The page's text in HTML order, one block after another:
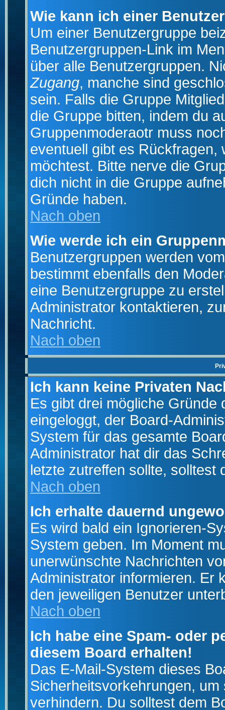
Wie kann ich einer
Um einer Benutzergruppe
Benutzergruppen-Link im
über alle Benutzergruppen.
Zugang, manche sind
sein. Falls die Gruppe
die Gruppe bitten, indem du
Gruppenmoderaotr muss
eventuell gibt es
möchtest. Bitte nerve die
dich nicht in die Gruppe
Gründe haben.
Nach oben
Wie werde ich ein
Benutzergruppen werden
bestimmt ebenfalls den
eine Benutzergruppe zu
Administrator kontaktieren,
Nachricht.
Nach oben
Ich kann keine Privaten
Es gibt drei mögliche Gründe
eingeloggt, der Board-
System für das gesamte
Administrator hat dir das
letzte zutreffen sollte, solltest
Nach oben
Ich erhalte dauernd
Es wird bald ein Ignorieren-
System geben. Im Moment
unerwünschte Nachrichten
Administrator informieren. Er
den jeweiligen Benutzer
Nach oben
Ich habe eine Spam- oder
diesem Board erhalten!
Das E-Mail-System dieses
Sicherheitsvorkehrungen,
verhindern. Du solltest dem